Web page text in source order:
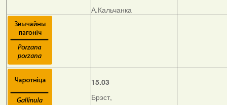
А.Кальчанка
15.03
Брэст,